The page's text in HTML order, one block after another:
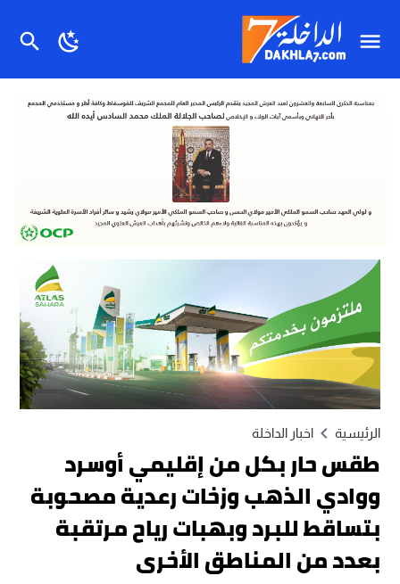
الرئيسية اخبار الداخلة
طقس حار بكل من إقليمي أوسرد
ووادي الذهب وزخات رعدية مصحوبة
بتساقط للبرد وبهبات رياح مرتقبة
بعدد من المناطق الأخرى